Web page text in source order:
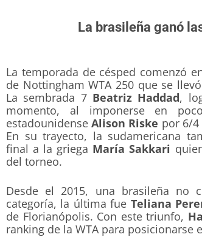
La brasileña ganó
La temporada de césped comenzó
de Nottingham WTA 250 que se
La sembrada 7 Beatriz Haddad,
momento, al imponerse en
estadounidenseAlison Riske por 6/4
En su trayecto, la sudamericana
final a la griega María Sakkari
del torneo.
Desde el 2015, una brasileña no
categoría, la última fue Teliana
de Florianópolis. Con este triunfo,
ranking de la WTA para posicionarse